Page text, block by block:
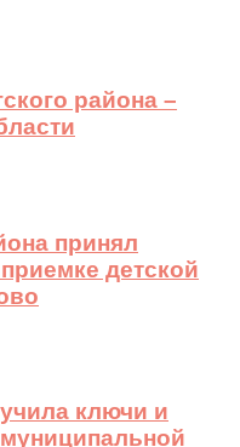
района –
принял
детской
ключи и